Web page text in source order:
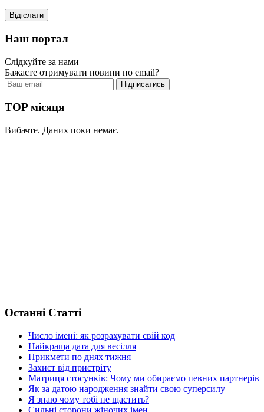
Наш портал
Слідкуйте за нами
Бажаєте отримувати новини по email?
TOP місяця
Вибачте. Даних поки немає.
Останні Статті
Число імені: як розрахувати свій код
Найкраща дата для весілля
Прикмети по днях тижня
Захист від пристріту
Матриця стосунків: Чому ми обираємо певних партнерів
Як за датою народження знайти свою суперсилу
Я знаю чому тобі не щастить?
Сильні сторони жіночих імен